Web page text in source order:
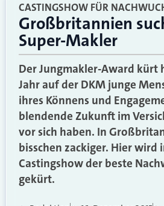
CASTINGSHOW FÜR
Großbritannien
Super-Makler
Der Jungmakler-Award kürt
Jahr auf der DKM junge
ihres Könnens und
blendende Zukunft im
vor sich haben. In
bisschen zackiger. Hier wird
Castingshow der beste
gekürt.